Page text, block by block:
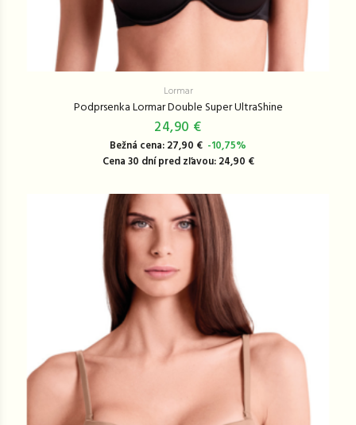
Lormar
Podprsenka Lormar Double Super UltraShine
24,90 €
Bežná cena: 27,90 € -10,75%
Cena 30 dní pred zľavou: 24,90 €